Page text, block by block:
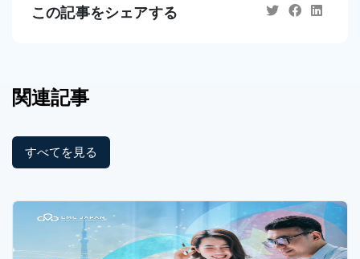
この記事をシェアする
関連記事
すべてを見る